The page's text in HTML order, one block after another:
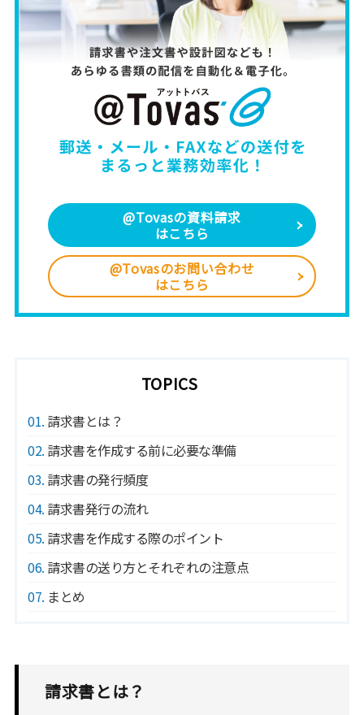
@Tovasの資料請求
はこちら
@Tovasのお問い合わせ
はこちら
TOPICS
1 請求書とは？
2 請求書を作成する前に必要な準備
3 請求書の発行頻度
4 請求書発行の流れ
5 請求書を作成する際のポイント
6 請求書の送り方とそれぞれの注意点
7 まとめ
請求書とは？